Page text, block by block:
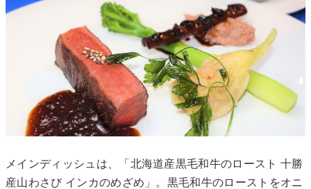
メインディッシュは、「北海道産黒毛和牛のロースト 十勝
産山わさび インカのめざめ」。黒毛和牛のローストをオニ